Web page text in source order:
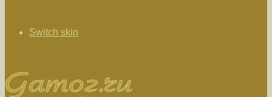
Switch skin